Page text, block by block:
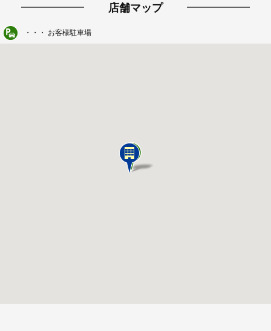
店舗マップ
・・・ お客様駐車場